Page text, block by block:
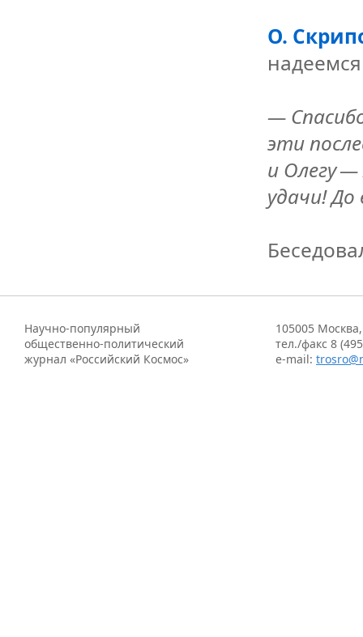
О.
—
эти
и Олегу
удачи!
Научно-популярный
общественно-политический
журнал «Российский Космос»
105005
тел./факс 8
e-mail: